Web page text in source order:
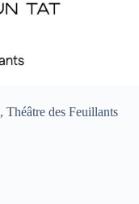
Théâtre des Feuillants